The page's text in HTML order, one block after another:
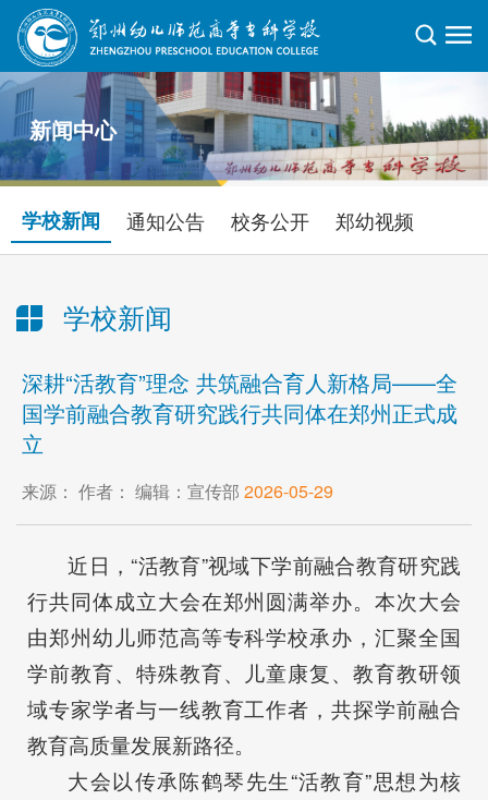
新闻中心
学校新闻 通知公告 校务公开 郑幼视频
学校新闻
当前位置：首页> 新闻中心 >学校新闻 > 正文
深耕“活教育”理念 共筑融合育人新格局——全
国学前融合教育研究践行共同体在郑州正式成
立
来源： 作者： 编辑：宣传部 2026-05-29
近日，“活教育”视域下学前融合教育研究践
行共同体成立大会在郑州圆满举办。本次大会
由郑州幼儿师范高等专科学校承办，汇聚全国
学前教育、特殊教育、儿童康复、教育教研领
域专家学者与一线教育工作者，共探学前融合
教育高质量发展新路径。
大会以传承陈鹤琴先生“活教育”思想为核